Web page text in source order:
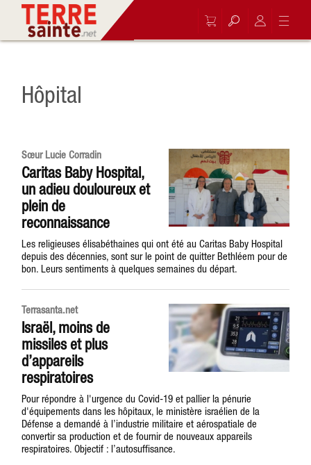
Hôpital
Sœur Lucie Corradin
Caritas Baby Hospital,
un adieu douloureux et
plein de
reconnaissance
Les religieuses élisabéthaines qui ont été au Caritas Baby Hospital
depuis des décennies, sont sur le point de quitter Bethléem pour de
bon. Leurs sentiments à quelques semaines du départ.
Terrasanta.net
Israël, moins de
missiles et plus
d’appareils
respiratoires
Pour répondre à l'urgence du Covid-19 et pallier la pénurie
d'équipements dans les hôpitaux, le ministère israélien de la
Défense a demandé à l’industrie militaire et aérospatiale de
convertir sa production et de fournir de nouveaux appareils
respiratoires. Objectif : l’autosuffisance.